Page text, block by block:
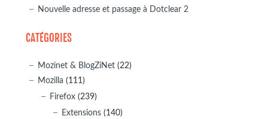
Nouvelle adresse et passage à Dotclear 2
CATÉGORIES
Mozinet & BlogZiNet (22)
Mozilla (111)
Firefox (239)
Extensions (140)